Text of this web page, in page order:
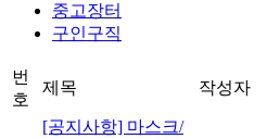
중고장터
구인구직
번
호
제목 작성자
[공지사항] 마스크/